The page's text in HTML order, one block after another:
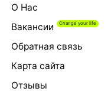
О Нас
Вакансии
Обратная связь
Карта сайта
Отзывы